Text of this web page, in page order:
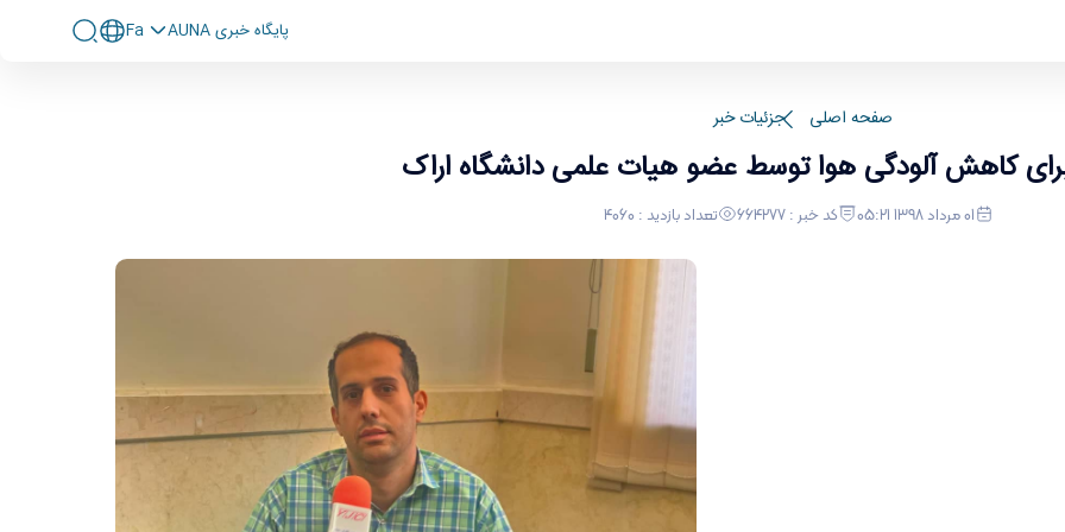
پايگاه خبری AUNA Fa
صفحه اصلی جزئیات خبر
کاهش آلودگی هوا توسط عضو هیات علمی دانشگاه اراک
01 مرداد 1398 05:21 کد خبر : 664277 تعداد بازدید : 4060